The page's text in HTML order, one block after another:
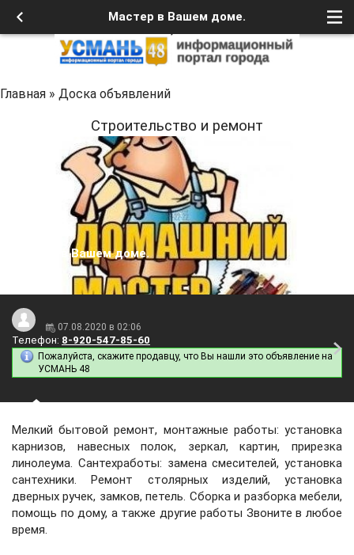
Мастер в Вашем доме.
Главная » Доска объявлений
Строительство и ремонт
Мастер в Вашем доме.
07.08.2020 в 02:06
Телефон: 8-920-547-85-60
Пожалуйста, скажите продавцу, что Вы нашли это объявление на
УСМАНЬ 48
Мелкий бытовой ремонт, монтажные работы: установка
карнизов, навесных полок, зеркал, картин, прирезка
линолеума. Сантехработы: замена смесителей, установка
сантехники. Ремонт столярных изделий, установка
дверных ручек, замков, петель. Сборка и разборка мебели,
помощь по дому, а также другие работы Звоните в любое
время.